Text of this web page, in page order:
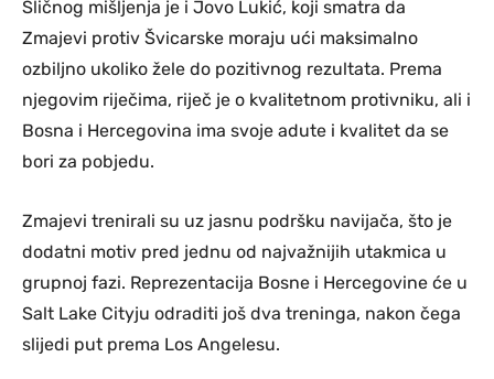
Sličnog mišljenja je i Jovo Lukić, koji smatra da
Zmajevi protiv Švicarske moraju ući maksimalno
ozbiljno ukoliko žele do pozitivnog rezultata. Prema
njegovim riječima, riječ je o kvalitetnom protivniku, ali i
Bosna i Hercegovina ima svoje adute i kvalitet da se
bori za pobjedu.
Zmajevi trenirali su uz jasnu podršku navijača, što je
dodatni motiv pred jednu od najvažnijih utakmica u
grupnoj fazi. Reprezentacija Bosne i Hercegovine će u
Salt Lake Cityju odraditi još dva treninga, nakon čega
slijedi put prema Los Angelesu.